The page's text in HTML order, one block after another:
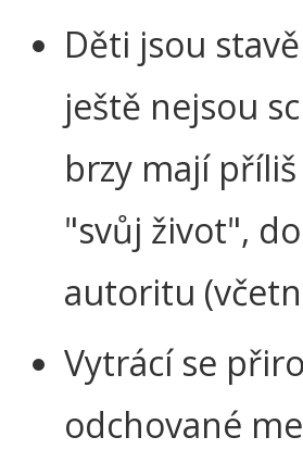
Děti jsou
ještě nejsou
brzy mají
"svůj život",
autoritu
Vytrácí se
odchované